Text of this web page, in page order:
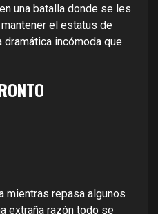
una batalla donde se les
el estatus de
dramática incómoda que
mientras repasa algunos
extraña razón todo se